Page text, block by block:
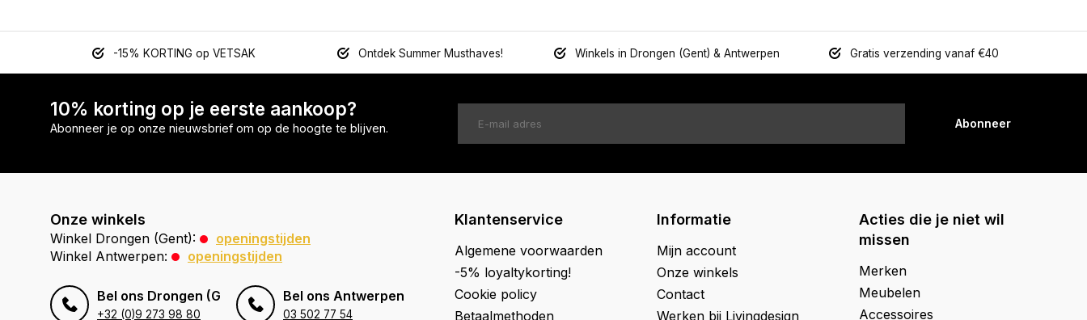
-15% KORTING op VETSAK Ontdek Summer Musthaves! Winkels in Drongen (Gent) & Antwerpen Gratis verzending vanaf €40
10% korting op je eerste aankoop?
Abonneer je op onze nieuwsbrief om op de hoogte te blijven. Abonneer
Onze winkels
Winkel Drongen (Gent):
openingstijden
Winkel Antwerpen:
openingstijden
Bel ons Drongen (Gent)
+32 (0)9 273 98 80
Bel ons Antwerpen
03 502 77 54
Klantenservice
Algemene voorwaarden
-5% loyaltykorting!
Cookie policy
Betaalmethoden
Informatie
Mijn account
Onze winkels
Contact
Werken bij Livingdesign
Acties die je niet wil
missen
Merken
Meubelen
Accessoires